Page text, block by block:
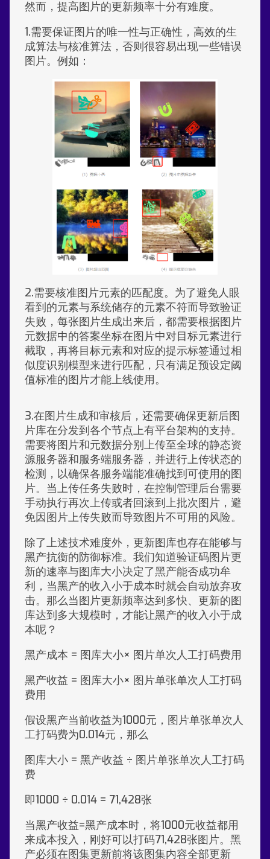
然而，提高图片的更新频率十分有难度。
1.需要保证图片的唯一性与正确性，高效的生
成算法与核准算法，否则很容易出现一些错误
图片。例如：
2.需要核准图片元素的匹配度。为了避免人眼
看到的元素与系统储存的元素不符而导致验证
失败，每张图片生成出来后，都需要根据图片
元数据中的答案坐标在图片中对目标元素进行
截取，再将目标元素和对应的提示标签通过相
似度识别模型来进行匹配，只有满足预设定阈
值标准的图片才能上线使用。
3.在图片生成和审核后，还需要确保更新后图
片库在分发到各个节点上有平台架构的支持。
需要将图片和元数据分别上传至全球的静态资
源服务器和服务端服务器，并进行上传状态的
检测，以确保各服务端能准确找到可使用的图
片。当上传任务失败时，在控制管理后台需要
手动执行再次上传或者回滚到上批次图片，避
免因图片上传失败而导致图片不可用的风险。
除了上述技术难度外，更新图库也存在能够与
黑产抗衡的防御标准。我们知道验证码图片更
新的速率与图库大小决定了黑产能否成功牟
利，当黑产的收入小于成本时就会自动放弃攻
击。那么当图片更新频率达到多快、更新的图
库达到多大规模时，才能让黑产的收入小于成
本呢？
黑产成本 = 图库大小× 图片单次人工打码费用
黑产收益 = 图库大小× 图片单张单次人工打码
费用
假设黑产当前收益为1000元，图片单张单次人
工打码费为0.014元，那么
图库大小 = 黑产收益 ÷ 图片单张单次人工打码
费
即1000 ÷ 0.014 = 71,428张
当黑产收益=黑产成本时，将1000元收益都用
来成本投入，刚好可以打码71,428张图片。黑
产必须在图集更新前将该图集内容全部更新